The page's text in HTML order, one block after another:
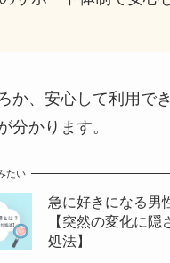
か、安心して利用で
分かります。
たい
急に好きになる男
【突然の変化に
処法】